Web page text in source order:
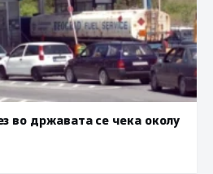
во државата се чека околу